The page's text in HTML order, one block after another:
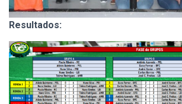
Resultados: